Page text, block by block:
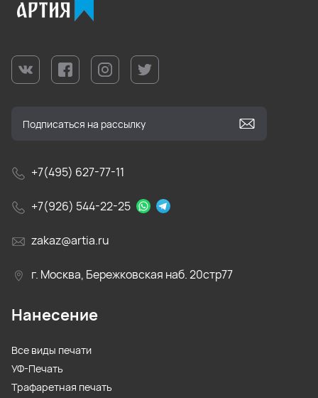
+7(495) 627-77-11
+7(926) 544-22-25
zakaz@artia.ru
г. Москва, Бережковская наб. 20стр77
Нанесение
Все виды печати
УФ-Печать
Трафаретная печать